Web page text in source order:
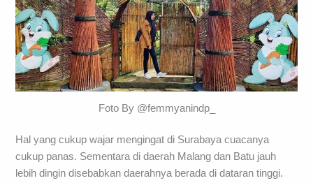
Foto By @femmyanindp_
Hal yang cukup wajar mengingat di Surabaya cuacanya
cukup panas. Sementara di daerah Malang dan Batu jauh
lebih dingin disebabkan daerahnya berada di dataran tinggi.